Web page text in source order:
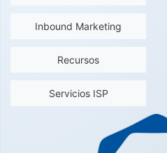
Inbound Marketing
Recursos
Servicios ISP